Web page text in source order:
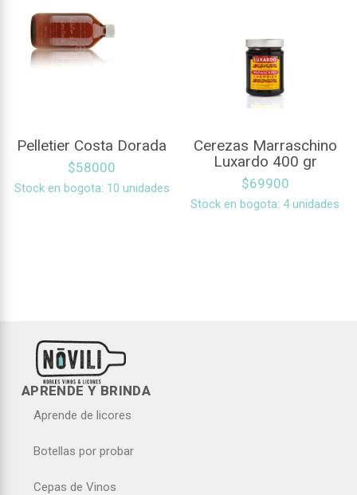
Pelletier Costa Dorada
$58000
Stock en bogota: 10 unidades
Cerezas Marraschino
Luxardo 400 gr
$69900
Stock en bogota: 4 unidades
APRENDE Y BRINDA
Aprende de licores
Botellas por probar
Cepas de Vinos